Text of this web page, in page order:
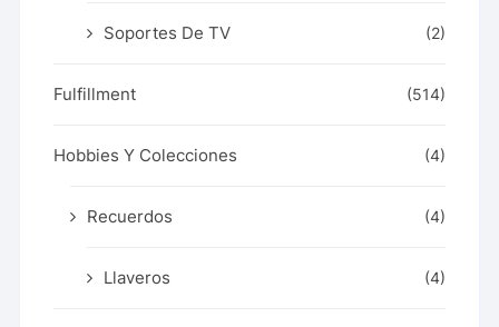
Soportes De TV (2)
Fulfillment (514)
Hobbies Y Colecciones (4)
Recuerdos (4)
Llaveros (4)